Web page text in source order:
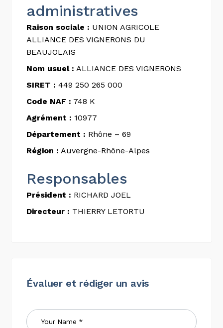
administratives
Raison sociale : UNION AGRICOLE
ALLIANCE DES VIGNERONS DU
BEAUJOLAIS
Nom usuel : ALLIANCE DES VIGNERONS
SIRET : 449 250 265 000
Code NAF : 748 K
Agrément : 10977
Département : Rhône – 69
Région : Auvergne-Rhône-Alpes
Responsables
Président : RICHARD JOEL
Directeur : THIERRY LETORTU
Évaluer et rédiger un avis